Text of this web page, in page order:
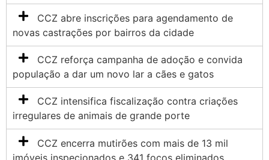
CCZ abre inscrições para agendamento de
novas castrações por bairros da cidade
CCZ reforça campanha de adoção e convida
população a dar um novo lar a cães e gatos
CCZ intensifica fiscalização contra criações
irregulares de animais de grande porte
CCZ encerra mutirões com mais de 13 mil
imóveis inspecionados e 341 focos eliminados